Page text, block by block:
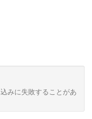
みに失敗することがあ